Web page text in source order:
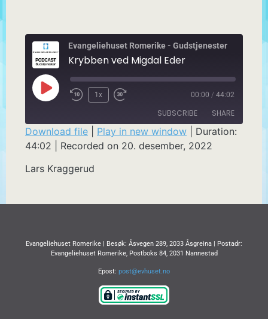
Evangeliehuset Romerike - Gudstjenester
Krybben ved Migdal Eder
1x 00:00 / 44:02
SUBSCRIBE SHARE
SHARE
LINK
Download file Play in new window
Duration:
44:02
Recorded on 20. desember, 2022
Lars Kraggerud
Evangeliehuset Romerike | Besøk: Åsvegen 289, 2033 Åsgreina | Postadr:
Evangeliehuset Romerike, Postboks 84, 2031 Nannestad
Epost: post@evhuset.no